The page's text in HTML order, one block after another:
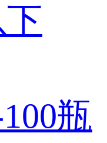
瓶